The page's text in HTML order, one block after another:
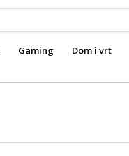
Gaming Dom i vrt